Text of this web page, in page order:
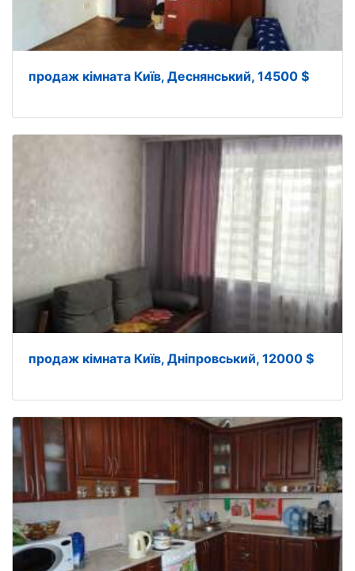
продаж кімната Київ, Деснянський, 14500 $
продаж кімната Київ, Дніпровський, 12000 $